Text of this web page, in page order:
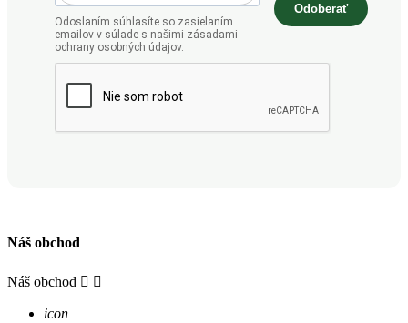
Odoslaním súhlasíte so zasielaním
emailov v súlade s našimi zásadami
ochrany osobných údajov.
Odoberať
Náš obchod
Náš obchod  
icon